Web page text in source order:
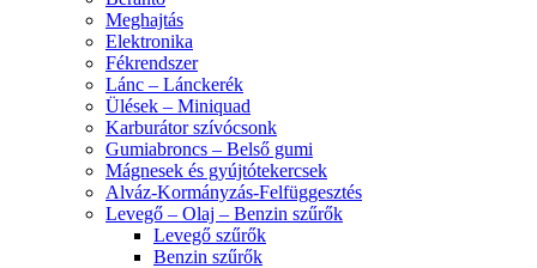
Meghajtás
Elektronika
Fékrendszer
Lánc – Lánckerék
Ülések – Miniquad
Karburátor szívócsonk
Gumiabroncs – Belső gumi
Mágnesek és gyújtótekercsek
Alváz-Kormányzás-Felfüggesztés
Levegő – Olaj – Benzin szűrők
Levegő szűrők
Benzin szűrők